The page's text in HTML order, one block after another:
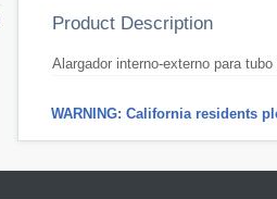
Product Description
Alargador interno-externo para
WARNING: California residents